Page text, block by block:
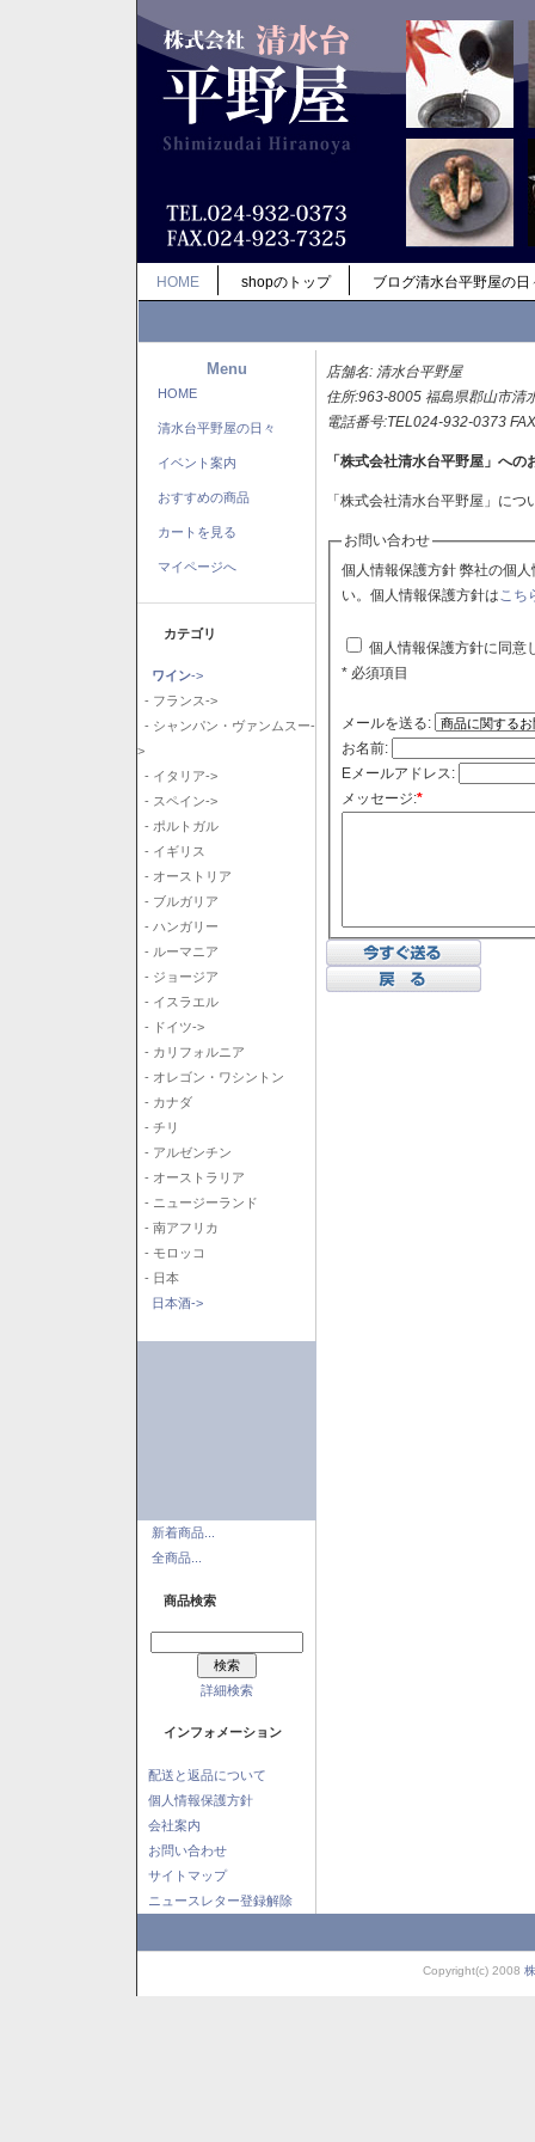
HOME shopのトップ ブログ清水台平野屋の日
Menu
HOME
清水台平野屋の日々
イベント案内
おすすめの商品
カートを見る
マイページへ
カテゴリ
ワイン->
- フランス->
- シャンパン・ヴァンムスー-
>
- イタリア->
- スペイン->
- ポルトガル
- イギリス
- オーストリア
- ブルガリア
- ハンガリー
- ルーマニア
- ジョージア
- イスラエル
- ドイツ->
- カリフォルニア
- オレゴン・ワシントン
- カナダ
- チリ
- アルゼンチン
- オーストラリア
- ニュージーランド
- 南アフリカ
- モロッコ
- 日本
日本酒->
新着商品...
全商品...
商品検索
詳細検索
インフォメーション
配送と返品について
個人情報保護方針
会社案内
お問い合わせ
サイトマップ
ニュースレター登録解除
店舗名: 清水台平野屋
住所:963-8005 福島県郡山市清
電話番号:TEL024-932-0373
「株式会社清水台平野屋」への
「株式会社清水台平野屋」に
お問い合わせ
個人情報保護方針 弊社の個人情報保護方針に同意される場合はチェックボックスをクリックしてくださ
い。個人情報保護方針はこち
個人情報保護方針に同意
* 必須項目
メールを送る:
お名前:
Eメールアドレス:
メッセージ:*
Copyright(c) 2008